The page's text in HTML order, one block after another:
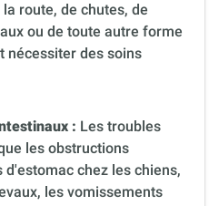
route, de chutes, de
ou de toute autre forme
nécessiter des soins
: Les troubles
les obstructions
chez les chiens,
les vomissements